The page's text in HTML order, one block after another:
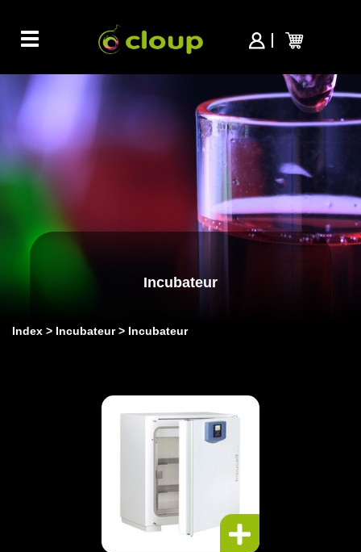
Toggle
navigation
Incubateur
Index Incubateur Incubateur